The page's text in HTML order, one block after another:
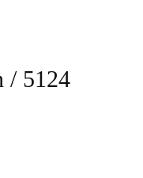
/ 5124